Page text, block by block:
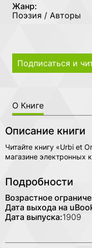
Жанр:
Поэзия / Авторы
Подписаться и
О Книге
Описание книги
Читайте книгу «Urbi et
магазине электронных
Подробности
Возрастное
Дата выхода на
Дата выпуска:1909